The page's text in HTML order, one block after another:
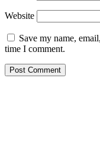
Website
Save my name,
time I comment.